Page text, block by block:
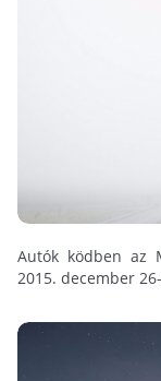
Autók ködben az
2015. december